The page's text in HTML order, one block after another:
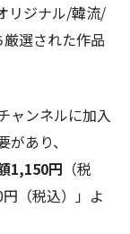
リジナル/韓流/
選された作品
ャンネルに加入
あり、
1,150円 （税
（税込）」よ